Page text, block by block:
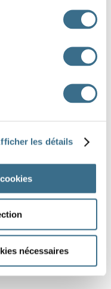
les détails
nécessaires